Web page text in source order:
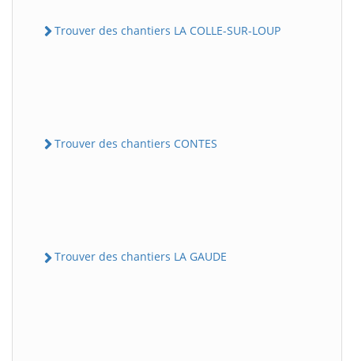
Trouver des chantiers LA COLLE-SUR-LOUP
Trouver des chantiers CONTES
Trouver des chantiers LA GAUDE